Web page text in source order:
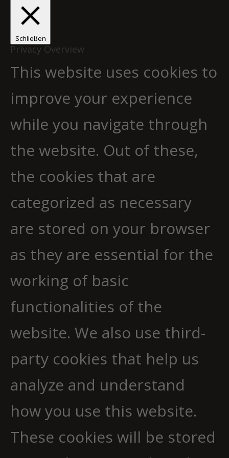
Schließen
Privacy Overview
This website uses cookies to
improve your experience
while you navigate through
the website. Out of these,
the cookies that are
categorized as necessary
are stored on your browser
as they are essential for the
working of basic
functionalities of the
website. We also use third-
party cookies that help us
analyze and understand
how you use this website.
These cookies will be stored